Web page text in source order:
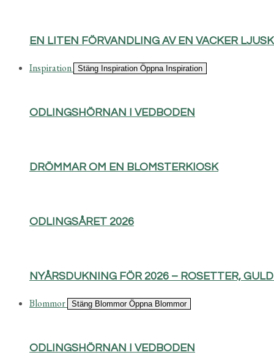
EN LITEN FÖRVANDLING AV EN VACKER
Inspiration Stäng Inspiration Öppna Inspiration
ODLINGSHÖRNAN I VEDBODEN
DRÖMMAR OM EN BLOMSTERKIOSK
ODLINGSÅRET 2026
NYÅRSDUKNING FÖR 2026 – ROSETTER,
Blommor Stäng Blommor Öppna Blommor
ODLINGSHÖRNAN I VEDBODEN